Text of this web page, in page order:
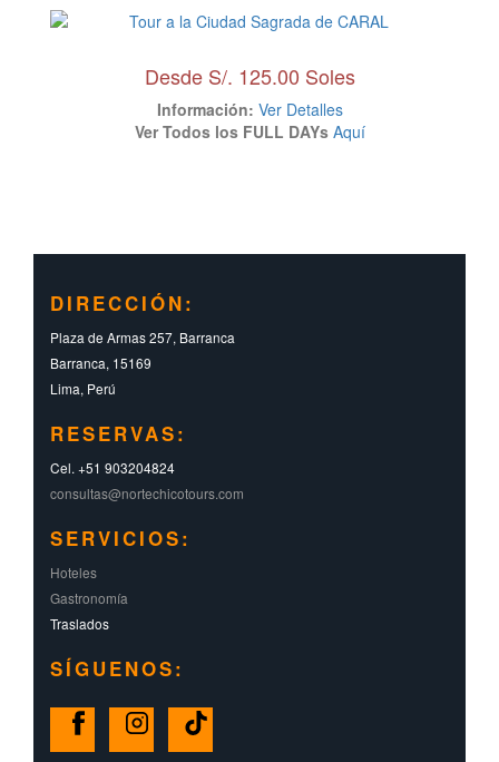
Desde S/. 125.00 Soles
Información: Ver Detalles
Ver Todos los FULL DAYs Aquí
DIRECCIÓN:
Plaza de Armas 257, Barranca
Barranca, 15169
Lima, Perú
RESERVAS:
Cel. +51 903204824
consultas@nortechicotours.com
SERVICIOS:
Hoteles
Gastronomía
Traslados
SÍGUENOS: